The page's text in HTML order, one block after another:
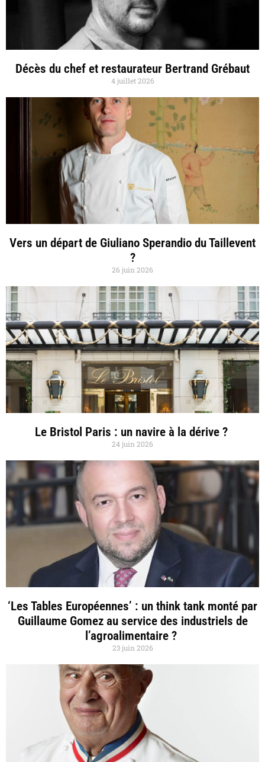
Décès du chef et restaurateur Bertrand Grébaut
4 juillet 2026
Vers un départ de Giuliano Sperandio du Taillevent
?
26 juin 2026
Le Bristol Paris : un navire à la dérive ?
24 juin 2026
‘Les Tables Européennes’ : un think tank monté par
Guillaume Gomez au service des industriels de
l’agroalimentaire ?
23 juin 2026